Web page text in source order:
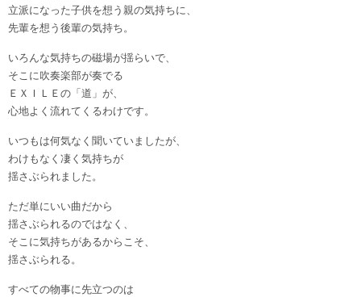
立派になった子供を想う親の気持ちに、
先輩を想う後輩の気持ち。
いろんな気持ちの磁場が揺らいで、
そこに吹奏楽部が奏でる
ＥＸＩＬＥの「道」が、
心地よく流れてくるわけです。
いつもは何気なく聞いていましたが、
わけもなく凄く気持ちが
揺さぶられました。
ただ単にいい曲だから
揺さぶられるのではなく、
そこに気持ちがあるからこそ、
揺さぶられる。
すべての物事に先立つのは